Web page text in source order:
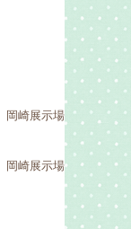
岡崎展示場
岡崎展示場